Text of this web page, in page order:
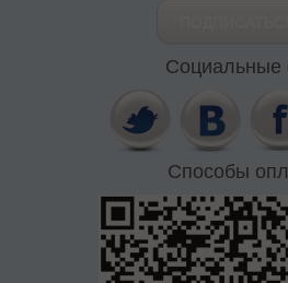
Социальные
Способы